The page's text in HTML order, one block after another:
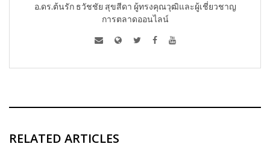
อ.ดร.ต้นรัก ธวัชชัย สุขสีดา ผู้ทรงคุณวุฒิและผู้เชี่ยวชาญ
การตลาดออนไลน์
RELATED ARTICLES